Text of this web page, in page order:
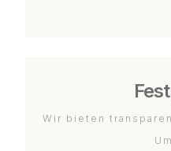
Wir bieten